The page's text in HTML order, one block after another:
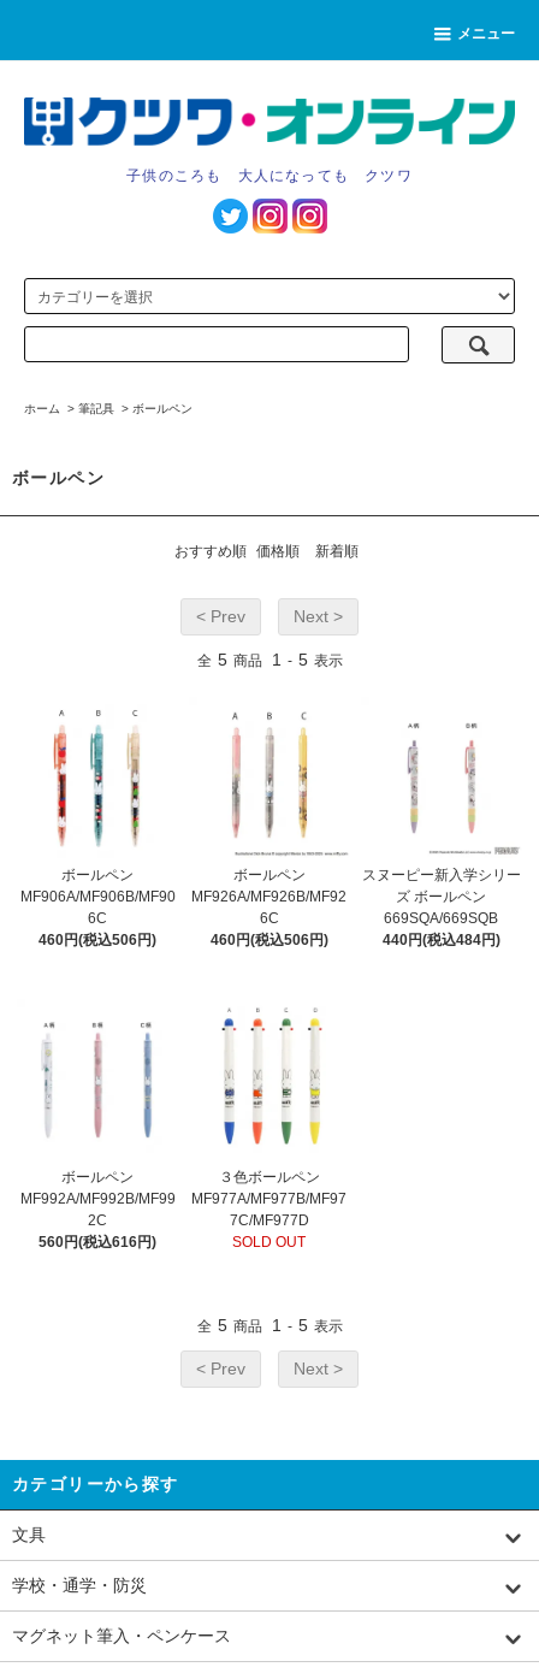
メニュー
子供のころも 大人になっても クツワ
ホーム > 筆記具 > ボールペン
ボールペン
おすすめ順 価格順 新着順
< Prev Next >
全 5 商品 1 - 5 表示
ボールペン
MF906A/MF906B/MF90
6C
460円(税込506円)
ボールペン
MF926A/MF926B/MF92
6C
460円(税込506円)
スヌーピー新入学シリー
ズ ボールペン
669SQA/669SQB
440円(税込484円)
ボールペン
MF992A/MF992B/MF99
2C
560円(税込616円)
３色ボールペン
MF977A/MF977B/MF97
7C/MF977D
SOLD OUT
全 5 商品 1 - 5 表示
< Prev Next >
カテゴリーから探す
文具
学校・通学・防災
マグネット筆入・ペンケース